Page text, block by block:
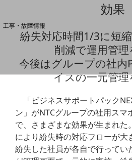
工事・故障情報
お客さまサポートサイト
SDPFナレッジセンター
NTTドコモ 通信障害情報
効果
紛失対応時間1/3に短
削減で運用管
今後はグループの社内
イスの一元管
「ビジネスサポートパック
ン」がNTCグループの社用スマ
で、さまざまな効果が生まれ
により紛失時の対応フローが大
紛失した社員が各自で行ってい